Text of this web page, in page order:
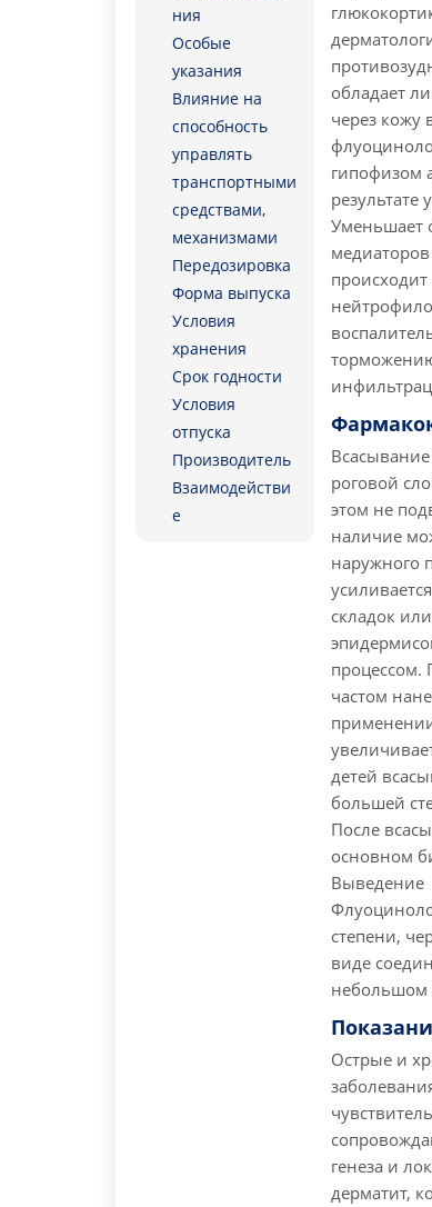
ния
Особые
указания
Влияние на
способность
управлять
транспортными
средствами,
механизмами
Передозировка
Форма выпуска
Условия
хранения
Срок годности
Условия
отпуска
Производитель
Взаимодействи
е
обладает
через кожу
гипофизом
Уменьшает
Всасывание
роговой
этом не
наличие
наружного
складок
частом
детей
большей
После
основном
Выведение
степени,
виде
небольшом
Острые и
генеза и
дерматит,